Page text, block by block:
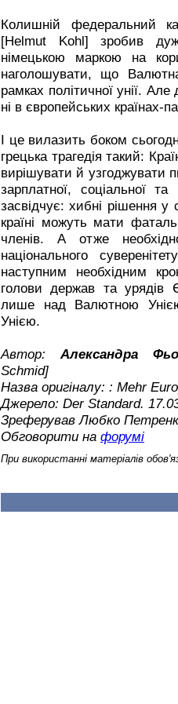
Колишній федеральний
[Helmut Kohl] зробив
німецькою маркою на
наголошувати, що
рамках політичної унії.
ні в європейських країнах-
І це вилазить боком
грецька трагедія такий:
вирішувати й узгоджувати
зарплатної, соціальної
засвідчує: хибні рішення у
країні можуть мати
членів. А отже
національного
наступним необхідним
голови держав та урядів
лише над Валютною
Унією.
Автор:Александра
Schmid]
Назва оригіналу: : Mehr
Джерело: Der Standard.
Зреферував Любко
Обговорити на форумі
При використанні матеріалів